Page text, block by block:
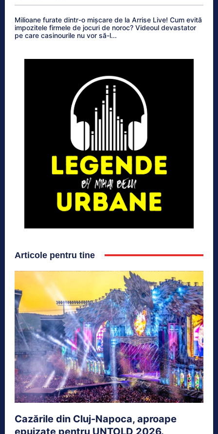
Milioane furate dintr-o mișcare de la Arrise Live! Cum evită
impozitele firmele de jocuri de noroc? Videoul devastator
pe care casinourile nu vor să-l...
Articole pentru tine
Cazările din Cluj-Napoca, aproape